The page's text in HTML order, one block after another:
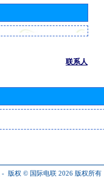
联系人
- 版权 © 国际电联 2026 版权所有